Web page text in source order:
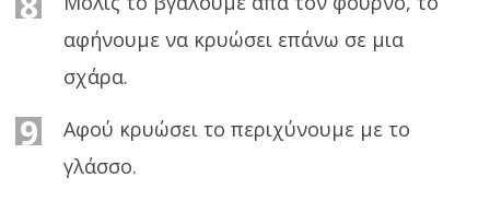
αφήνουμε να κρυώσει επάνω σε μια
σχάρα.
9
Αφού κρυώσει το περιχύνουμε με το
γλάσσο.